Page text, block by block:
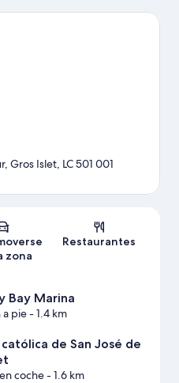
Water Park de Santa
Mapa
Gros Islet, LC 501 001
zona
Restaurantes
Bay Marina
a pie- 1.4 km
de San José de
coche- 1.6 km